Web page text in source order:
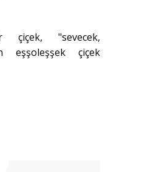
"sevecek,
eşşoleşşek çiçek